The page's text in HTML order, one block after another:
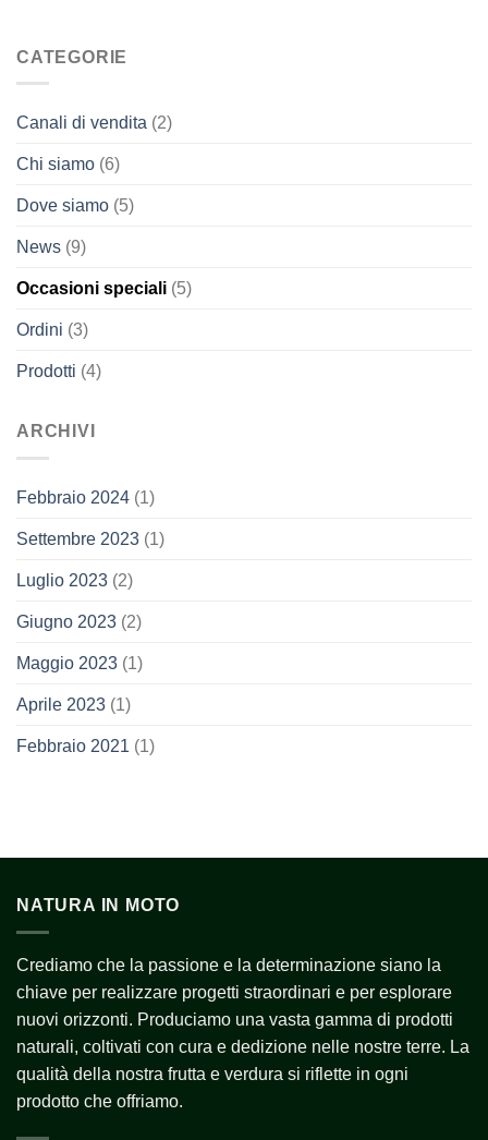
CATEGORIE
Canali di vendita (2)
Chi siamo (6)
Dove siamo (5)
News (9)
Occasioni speciali (5)
Ordini (3)
Prodotti (4)
ARCHIVI
Febbraio 2024 (1)
Settembre 2023 (1)
Luglio 2023 (2)
Giugno 2023 (2)
Maggio 2023 (1)
Aprile 2023 (1)
Febbraio 2021 (1)
NATURA IN MOTO
Crediamo che la passione e la determinazione siano la
chiave per realizzare progetti straordinari e per esplorare
nuovi orizzonti. Produciamo una vasta gamma di prodotti
naturali, coltivati con cura e dedizione nelle nostre terre. La
qualità della nostra frutta e verdura si riflette in ogni
prodotto che offriamo.